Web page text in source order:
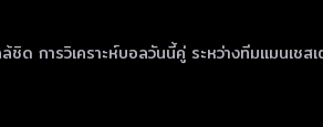
การวิเคราะห์บอลวันนี้คู่ ระหว่างทีมแมนเชส